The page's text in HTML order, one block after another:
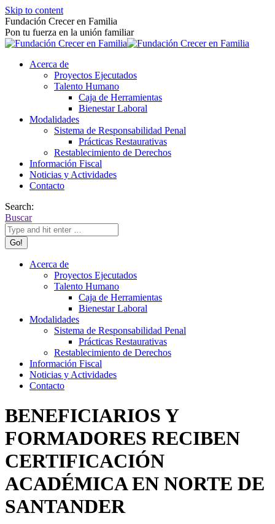
Skip to content
Fundación Crecer en Familia
Pon tu fuerza en la unión familiar
Acerca de
Proyectos Ejecutados
Talento Humano
Caja de Herramientas
Bienestar Laboral
Modalidades
Sistema de Responsabilidad Penal
Prácticas Restaurativas
Restablecimiento de Derechos
Información Fiscal
Noticias y Actividades
Contacto
Search:
Buscar
Acerca de
Proyectos Ejecutados
Talento Humano
Caja de Herramientas
Bienestar Laboral
Modalidades
Sistema de Responsabilidad Penal
Prácticas Restaurativas
Restablecimiento de Derechos
Información Fiscal
Noticias y Actividades
Contacto
BENEFICIARIOS Y
FORMADORES RECIBEN
CERTIFICACIÓN
ACADÉMICA EN NORTE DE
SANTANDER